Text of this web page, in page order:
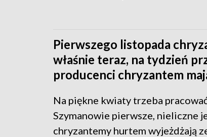
Pierwszego listopada
właśnie teraz, na tydzień
producenci chryzantem
Na piękne kwiaty trzeba
Szymanowie pierwsze, nieliczne
chryzantemy hurtem wyjeżdżają